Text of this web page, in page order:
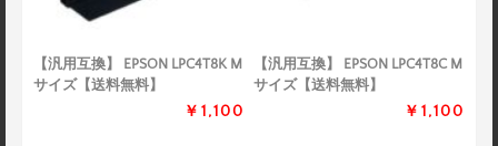
【汎用互換】 EPSON LPC4T8K M
サイズ【送料無料】
￥1,100
【汎用互換】 EPSON LPC4T8C M
サイズ【送料無料】
￥1,100